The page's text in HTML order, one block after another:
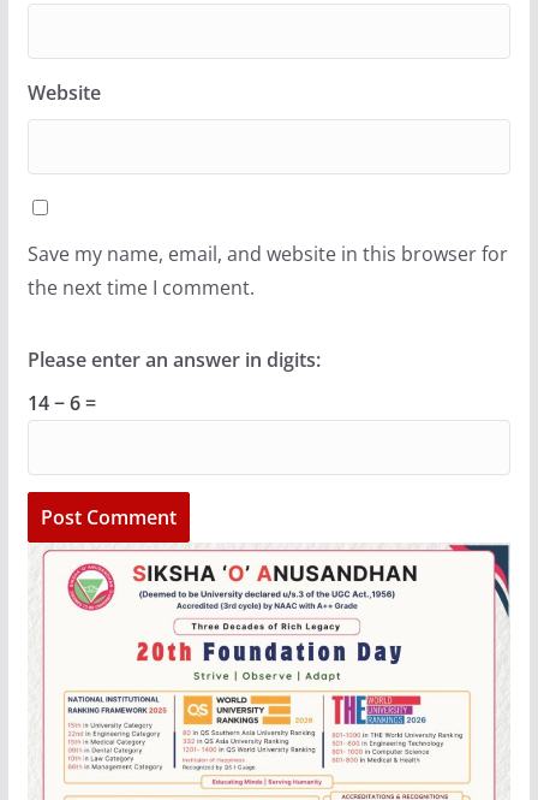
Website
Save my name, email, and website in this browser for
the next time I comment.
Please enter an answer in digits:
14 − 6 =